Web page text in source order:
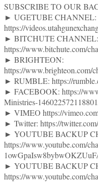
SUBSCRIBE TO OUR
► UGETUBE CHANNEL:
https://
► BITCHUTE CHANNEL:
https://www.bitchute.com/
► BRIGHTEON:
https://www.brighteon.com/
► RUMBLE: https://
► FACEBOOK: https://
Ministries-
► VIMEO https://
► Twitter: https://
► YOUTUBE BACKUP
https://www.youtube.com/
► YOUTUBE BACKUP
https://www.youtube.com/